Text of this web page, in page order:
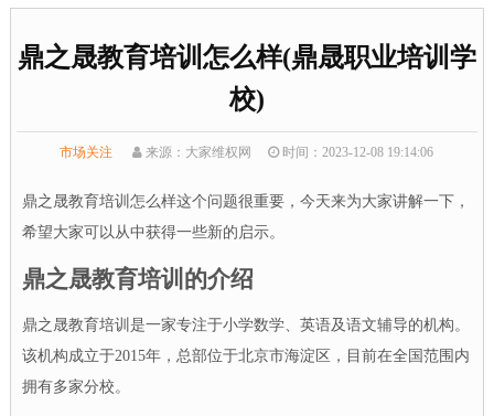
鼎之晟教育培训怎么样(鼎晟职业培训学
校)
市场关注 来源：大家维权网 时间：2023-12-08 19:14:06
鼎之晟教育培训怎么样这个问题很重要，今天来为大家讲解一下，
希望大家可以从中获得一些新的启示。
鼎之晟教育培训的介绍
鼎之晟教育培训是一家专注于小学数学、英语及语文辅导的机构。
该机构成立于2015年，总部位于北京市海淀区，目前在全国范围内
拥有多家分校。